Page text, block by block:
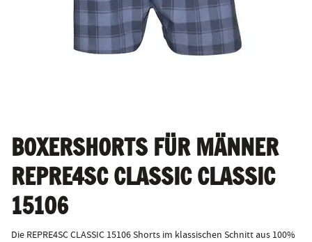
BOXERSHORTS FÜR MÄNNER
REPRE4SC CLASSIC CLASSIC
15106
Die REPRE4SC CLASSIC 15106 Shorts im klassischen Schnitt aus 100%